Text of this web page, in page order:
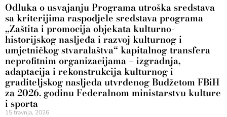
Odluka o usvajanju Programa utroška sredstava
sa kriterijima raspodjele sredstava programa
„Zaštita i promocija objekata kulturno-
historijskog nasljeđa i razvoj kulturnog i
umjetničkog stvaralaštva“ kapitalnog transfera
neprofitnim organizacijama – izgradnja,
adaptacija i rekonstrukcija kulturnog i
graditeljskog nasljeđa utvrđenog Budžetom FBiH
za 2026. godinu Federalnom ministarstvu kulture
i sporta
15 travnja, 2026